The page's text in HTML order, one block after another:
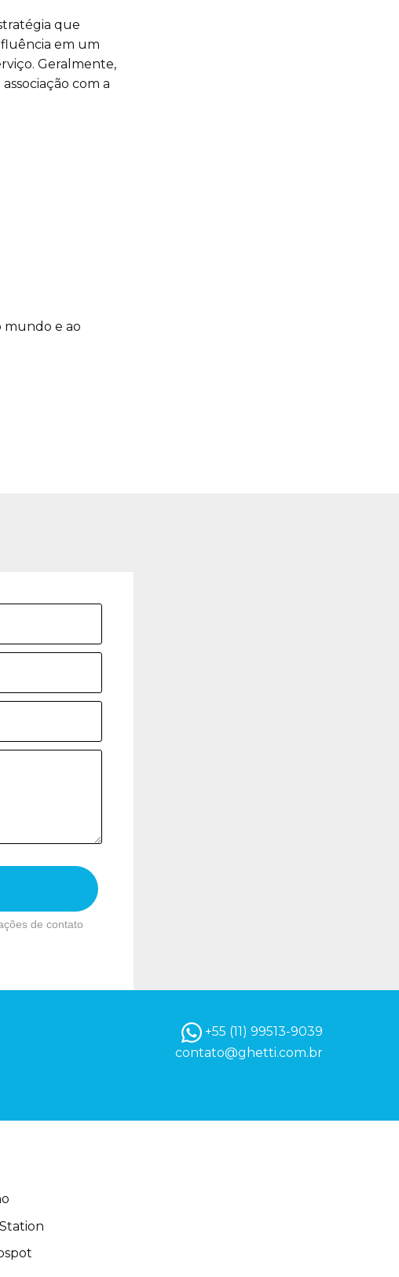
que
em um
Geralmente,
com a
mundo e ao
de contato
+55 (11) 99513-9039
contato@ghetti.com.br